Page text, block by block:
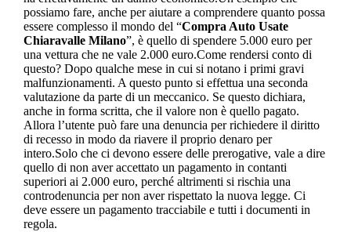
possiamo fare, anche per aiutare a comprendere quanto possa
essere complesso il mondo del “Compra Auto Usate
Chiaravalle Milano”, è quello di spendere 5.000 euro per
una vettura che ne vale 2.000 euro.Come rendersi conto di
questo? Dopo qualche mese in cui si notano i primi gravi
malfunzionamenti. A questo punto si effettua una seconda
valutazione da parte di un meccanico. Se questo dichiara,
anche in forma scritta, che il valore non è quello pagato.
Allora l’utente può fare una denuncia per richiedere il diritto
di recesso in modo da riavere il proprio denaro per
intero.Solo che ci devono essere delle prerogative, vale a dire
quello di non aver accettato un pagamento in contanti
superiori ai 2.000 euro, perché altrimenti si rischia una
controdenuncia per non aver rispettato la nuova legge. Ci
deve essere un pagamento tracciabile e tutti i documenti in
regola.